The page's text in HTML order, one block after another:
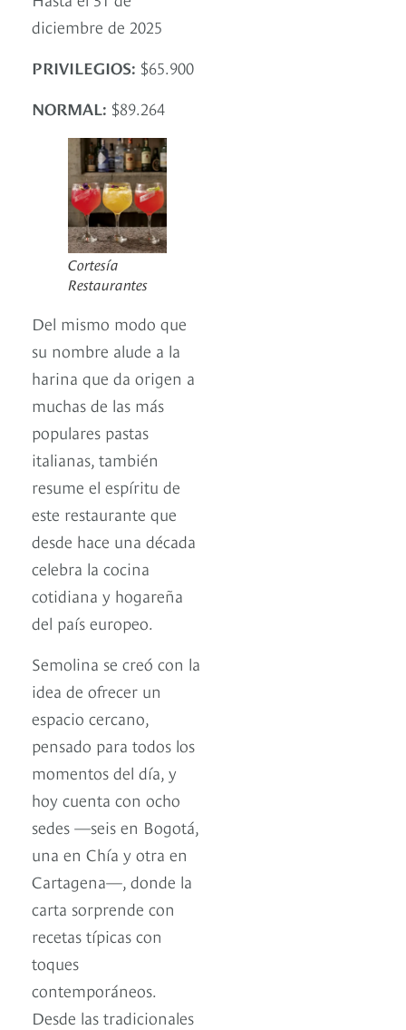
diciembre de 2025
PRIVILEGIOS: $65.900
NORMAL: $89.264
Cortesía
Restaurantes
Del mismo modo que
su nombre alude a la
harina que da origen a
muchas de las más
populares pastas
italianas, también
resume el espíritu de
este restaurante que
desde hace una década
celebra la cocina
cotidiana y hogareña
del país europeo.
Semolina se creó con la
idea de ofrecer un
espacio cercano,
pensado para todos los
momentos del día, y
hoy cuenta con ocho
sedes —seis en Bogotá,
una en Chía y otra en
Cartagena—, donde la
carta sorprende con
recetas típicas con
toques
contemporáneos.
Desde las tradicionales